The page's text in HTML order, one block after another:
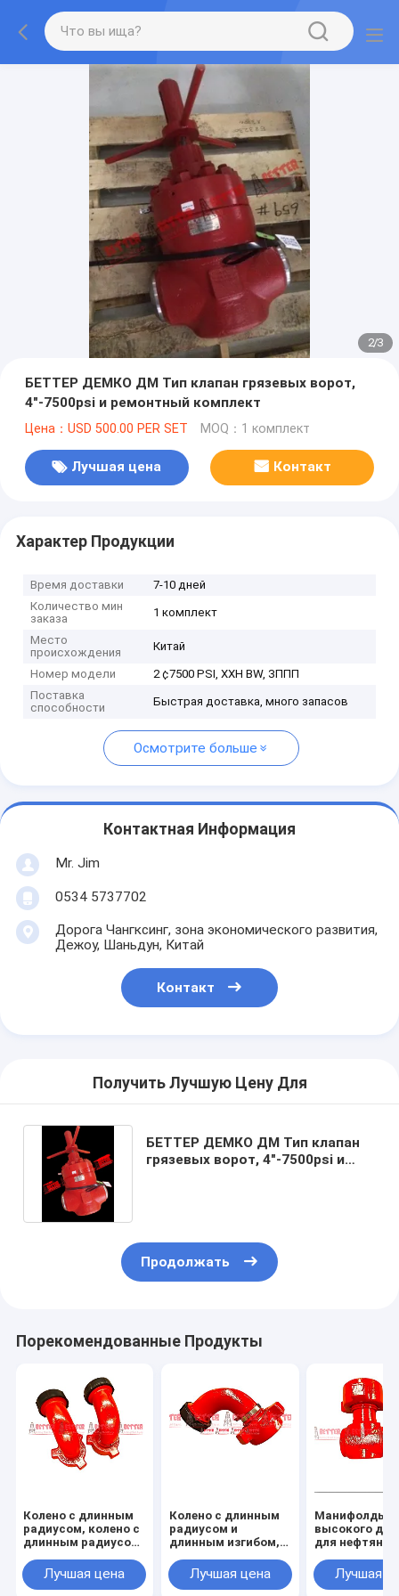
2/3
БЕТТЕР ДЕМКО ДМ Тип клапан грязевых ворот,
4"-7500psi и ремонтный комплект
Цена：USD 500.00 PER SET MOQ：1 комплект
Лучшая цена Контакт
Характер Продукции
Время доставки
7-10 дней
Количество мин
заказа
1 комплект
Место
происхождения
Китай
Номер модели
2 ¢7500 PSI, XXH BW, ЗППП
Поставка
способности
Быстрая доставка, много запасов
Осмотрите больше
Контактная Информация
Mr. Jim
0534 5737702
Дорога Чангксинг, зона экономического развития,
Дежоу, Шаньдун, Китай
Контакт
Получить Лучшую Цену Для
БЕТТЕР ДЕМКО ДМ Тип клапан
грязевых ворот, 4"-7500psi и
Продолжать
Порекомендованные Продукты
Колено с длинным
радиусом, колено с
длинным радиусом,
цельное колено 90
градусов, Рис. 1502
Лучшая цена
Колено с длинным
радиусом и
длинным изгибом,
фитинги
Лучшая цена
Манифолды
высокого
для
234 дюйма,
Лучшая